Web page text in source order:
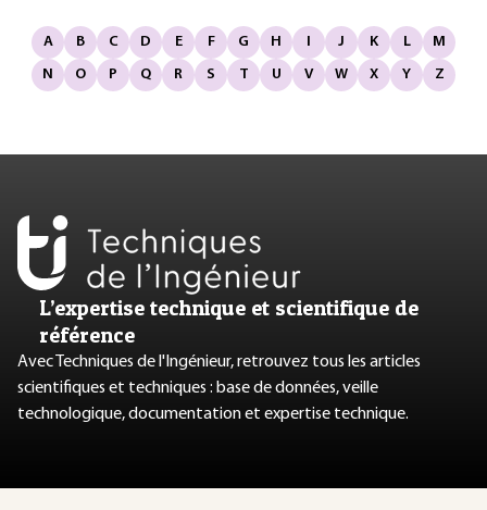
A B C D E F G H I J K L
M
N
O P Q R S T U V W X Y Z
L’expertise technique et scientifique de
référence
Avec Techniques de l'Ingénieur, retrouvez tous les articles
scientifiques et techniques : base de données, veille
technologique, documentation et expertise technique.